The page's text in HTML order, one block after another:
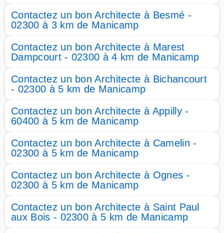
Contactez un bon Architecte à Besmé -
02300 à 3 km de Manicamp
Contactez un bon Architecte à Marest
Dampcourt - 02300 à 4 km de Manicamp
Contactez un bon Architecte à Bichancourt
- 02300 à 5 km de Manicamp
Contactez un bon Architecte à Appilly -
60400 à 5 km de Manicamp
Contactez un bon Architecte à Camelin -
02300 à 5 km de Manicamp
Contactez un bon Architecte à Ognes -
02300 à 5 km de Manicamp
Contactez un bon Architecte à Saint Paul
aux Bois - 02300 à 5 km de Manicamp